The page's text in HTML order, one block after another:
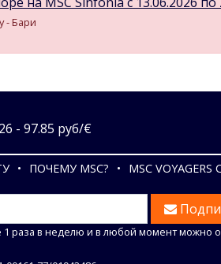
- Бари
- 97.85 руб/€
ПОЧЕМУ MSC? MSC VOYAGERS
раза в неделю и в любой момент можно